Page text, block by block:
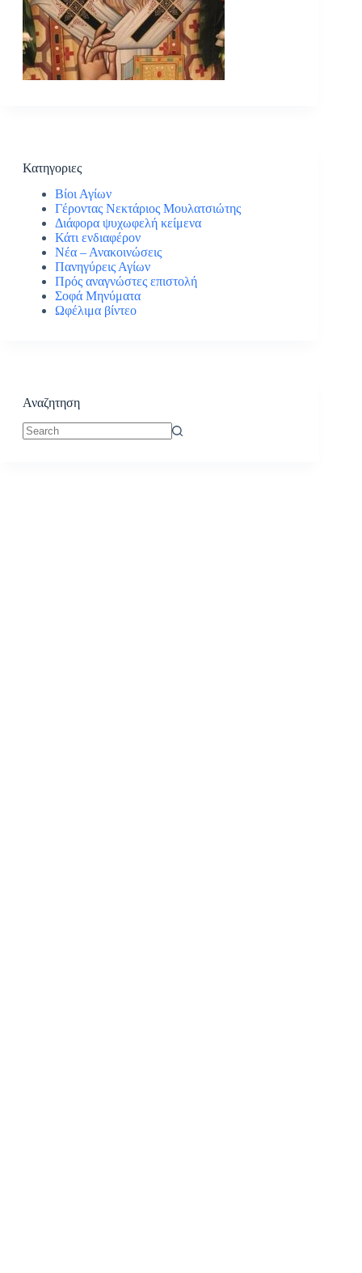
Κατηγοριες
Βίοι Αγίων
Γέροντας Νεκτάριος Μουλατσιώτης
Διάφορα ψυχωφελή κείμενα
Κάτι ενδιαφέρον
Νέα – Ανακοινώσεις
Πανηγύρεις Αγίων
Πρός αναγνώστες επιστολή
Σοφά Μηνύματα
Ωφέλιμα βίντεο
Αναζητηση